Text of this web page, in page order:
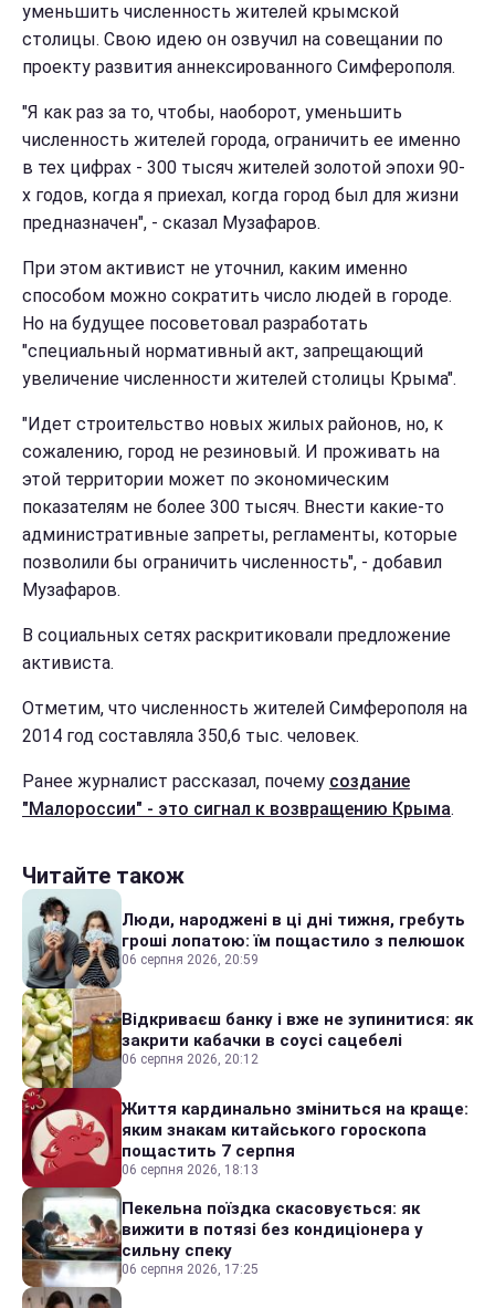
уменьшить численность жителей крымской
столицы. Свою идею он озвучил на совещании по
проекту развития аннексированного Симферополя.
"Я как раз за то, чтобы, наоборот, уменьшить
численность жителей города, ограничить ее именно
в тех цифрах - 300 тысяч жителей золотой эпохи 90-
х годов, когда я приехал, когда город был для жизни
предназначен", - сказал Музафаров.
При этом активист не уточнил, каким именно
способом можно сократить число людей в городе.
Но на будущее посоветовал разработать
"специальный нормативный акт, запрещающий
увеличение численности жителей столицы Крыма".
"Идет строительство новых жилых районов, но, к
сожалению, город не резиновый. И проживать на
этой территории может по экономическим
показателям не более 300 тысяч. Внести какие-то
административные запреты, регламенты, которые
позволили бы ограничить численность", - добавил
Музафаров.
В социальных сетях раскритиковали предложение
активиста.
Отметим, что численность жителей Симферополя на
2014 год составляла 350,6 тыс. человек.
Ранее журналист рассказал, почему создание
"Малороссии" - это сигнал к возвращению Крыма.
Читайте також
Люди, народжені в ці дні тижня, гребуть
гроші лопатою: їм пощастило з пелюшок
06 серпня 2026, 20:59
Відкриваєш банку і вже не зупинитися: як
закрити кабачки в соусі сацебелі
06 серпня 2026, 20:12
Життя кардинально зміниться на краще:
яким знакам китайського гороскопа
пощастить 7 серпня
06 серпня 2026, 18:13
Пекельна поїздка скасовується: як
вижити в потязі без кондиціонера у
сильну спеку
06 серпня 2026, 17:25